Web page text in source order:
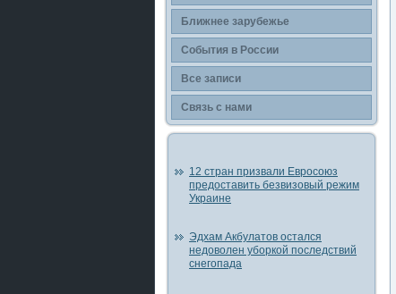
Ближнее зарубежье
События в России
Все записи
Связь с нами
12 стран призвали Евросоюз
предоставить безвизовый режим
Украине
Эдхам Акбулатов остался
недоволен уборкой последствий
снегопада